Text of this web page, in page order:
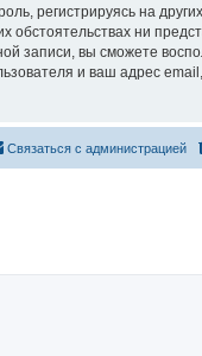
регистрируясь на
обстоятельствах ни
записи, вы сможете
и ваш адрес
Связаться с администрацией